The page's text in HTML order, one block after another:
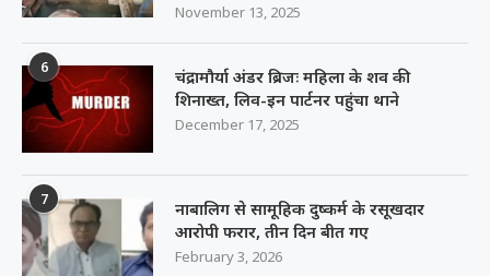
November 13, 2025
6
चंद्रामौर्या अंडर ब्रिजः महिला के शव की
शिनाख्त, लिव-इन पार्टनर पहुंचा थाने
December 17, 2025
7
नाबालिग से सामूहिक दुष्कर्म के रसूखदार
आरोपी फरार, तीन दिन बीत गए
February 3, 2026